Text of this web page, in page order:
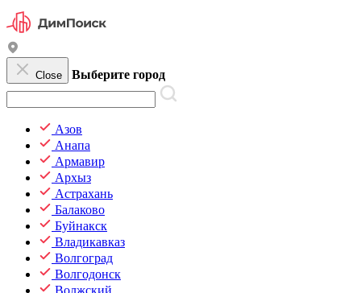
Close Выберите город
Азов
Анапа
Армавир
Архыз
Астрахань
Балаково
Буйнакск
Владикавказ
Волгоград
Волгодонск
Волжский